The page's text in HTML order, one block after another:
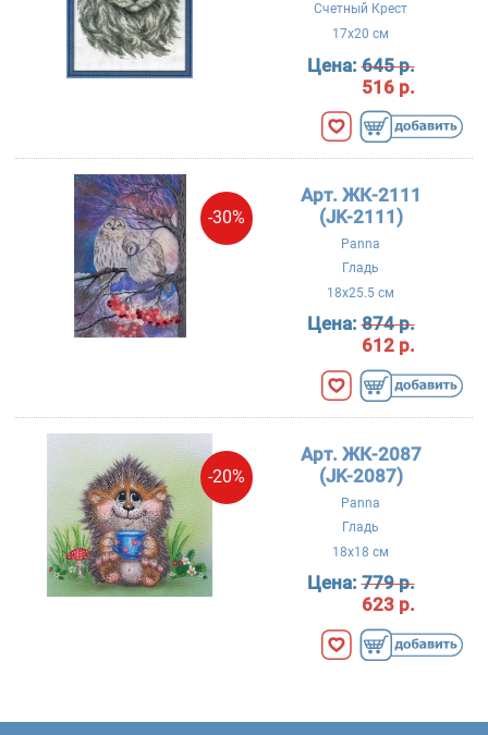
Счетный Крест
17x20 см
Цена:645 р.
516 р.
-30%
Арт. ЖК-2111
(JK-2111)
Panna
Гладь
18x25.5 см
Цена:874 р.
612 р.
-20%
Арт. ЖК-2087
(JK-2087)
Panna
Гладь
18x18 см
Цена:779 р.
623 р.